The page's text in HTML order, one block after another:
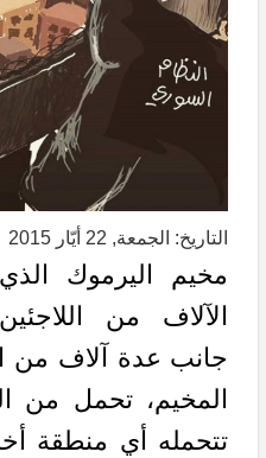
التاريخ: الجمعة, 22 أيّار 2015
مخيم اليرموك
الآلاف من
جانب عدة آلاف من
المخيم، تحمل من
تتحمله أي منطقة